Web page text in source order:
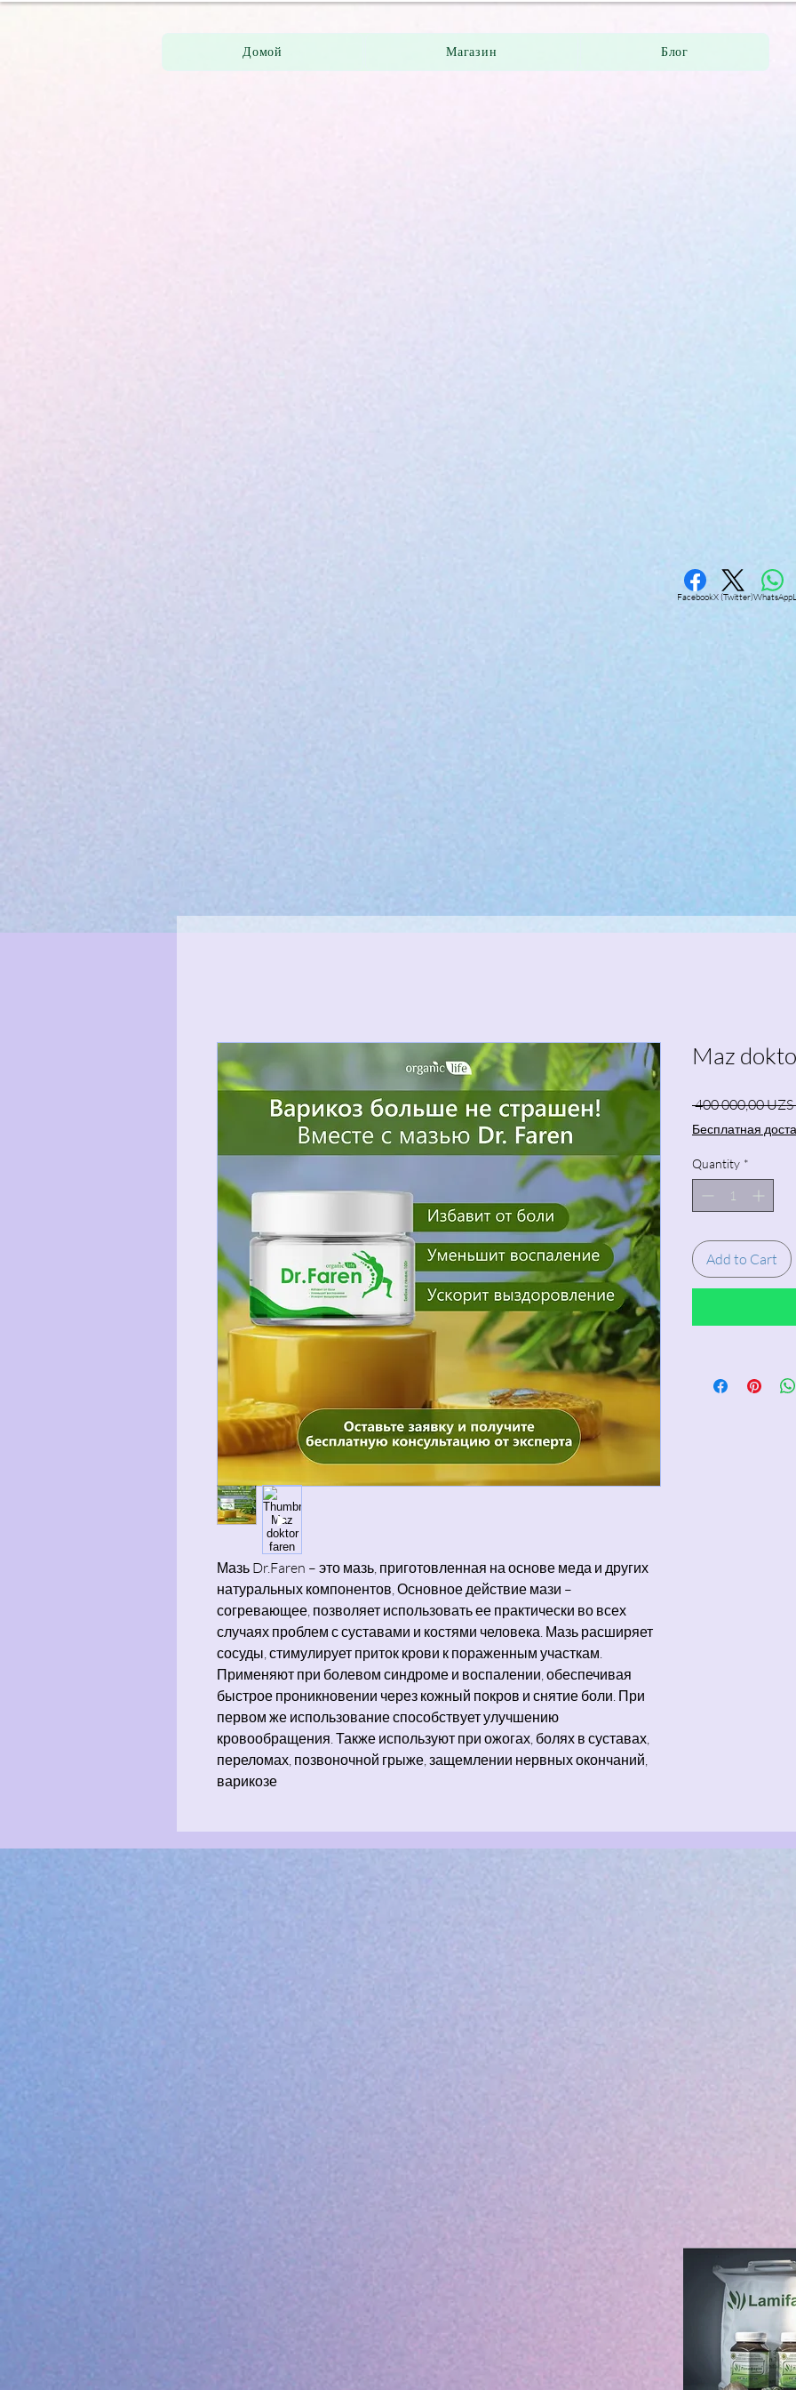
Домой Магазин Блог
FacebookX (Twitter)WhatsApp
Мазь Dr.Faren – это мазь, приготовленная на основе меда и других
натуральных компонентов, Основное действие мази –
согревающее, позволяет использовать ее практически во всех
случаях проблем с суставами и костями человека. Мазь расширяет
сосуды, стимулирует приток крови к пораженным участкам.
Применяют при болевом синдроме и воспалении, обеспечивая
быстрое проникновении через кожный покров и снятие боли. При
первом же использование способствует улучшению
кровообращения. Также используют при ожогах, болях в суставах,
переломах, позвоночной грыже, защемлении нервных окончаний,
варикозе
Maz
400 000,00 UZS
Бесплатная
Quantity *
Add to Cart